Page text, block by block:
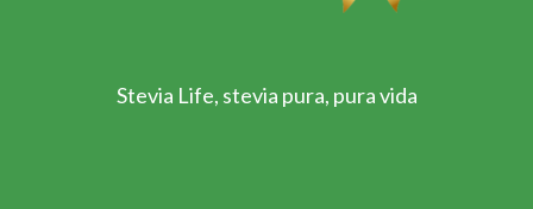
Stevia Life, stevia pura, pura vida